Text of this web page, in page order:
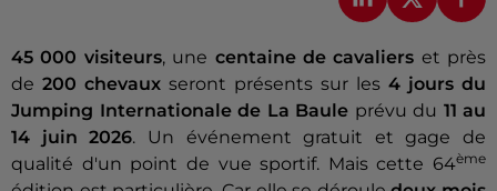
45 000 visiteurs, une centaine de cavaliers et près
de 200 chevaux seront présents sur les 4 jours du
Jumping Internationale de La Baule prévu du 11 au
14 juin 2026. Un événement gratuit et gage de
qualité d'un point de vue sportif. Mais cette 64ème